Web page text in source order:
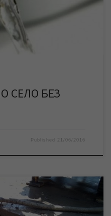
радови у периоду од 6,30
9 до 13 […]
СЕЛО БЕЗ
Published 21/06/2016
проузроковао је прекид